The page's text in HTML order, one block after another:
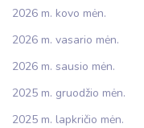
2026 m. kovo mėn.
2026 m. vasario mėn.
2026 m. sausio mėn.
2025 m. gruodžio mėn.
2025 m. lapkričio mėn.